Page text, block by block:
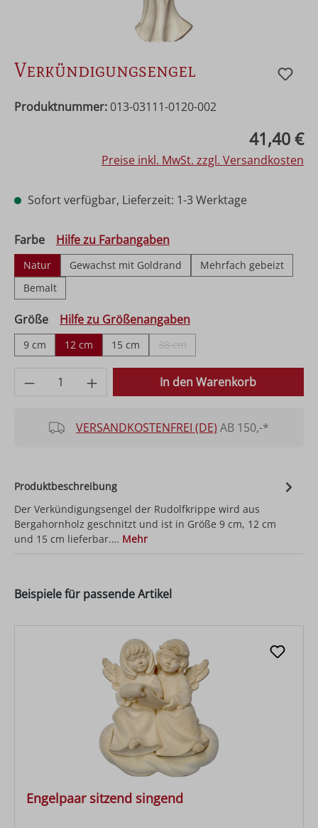
Verkündigungsengel
Produktnummer: 013-03111-0120-002
41,40 €
Preise inkl. MwSt. zzgl. Versandkosten
Sofort verfügbar, Lieferzeit: 1-3 Werktage
Farbeauswählen
Hilfe zu Farbangaben
Natur Gewachst mit Goldrand
Mehrfach gebeizt
Bemalt
Größeauswählen
Hilfe zu Größenangaben
9 cm 12 cm 15 cm 38 cm
(Diese Option ist zurzeit nicht
Produkt Anzahl: Gib den gewünschten
In den Warenkorb
VERSANDKOSTENFREI (DE) AB 150,-*
Produktbeschreibung
Der Verkündigungsengel der Rudolfkrippe wird aus
Bergahornholz geschnitzt und ist in Größe 9 cm, 12 cm
und 15 cm lieferbar.… Mehr
Beispiele für passende Artikel
Engelpaar sitzend singend